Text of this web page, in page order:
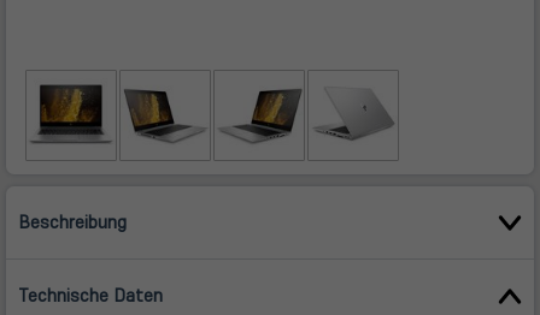
Beschreibung
Technische Daten